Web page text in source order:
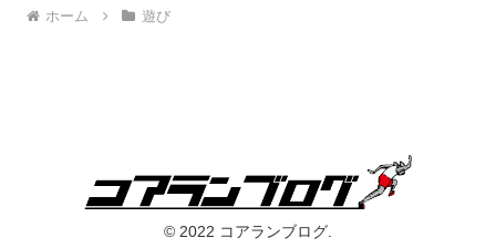
ホーム 遊び
© 2022 コアランブログ.